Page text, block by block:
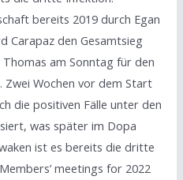
bereits 2019 durch Egan
Carapaz den Gesamtsieg
am Sonntag für den
Wochen vor dem Start
die positiven Fälle unter den
was später im Dopa
ist es bereits die dritte
meetings for 2022